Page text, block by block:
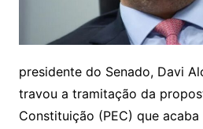
presidente do Senado, Davi
travou a tramitação da
Constituição (PEC) que